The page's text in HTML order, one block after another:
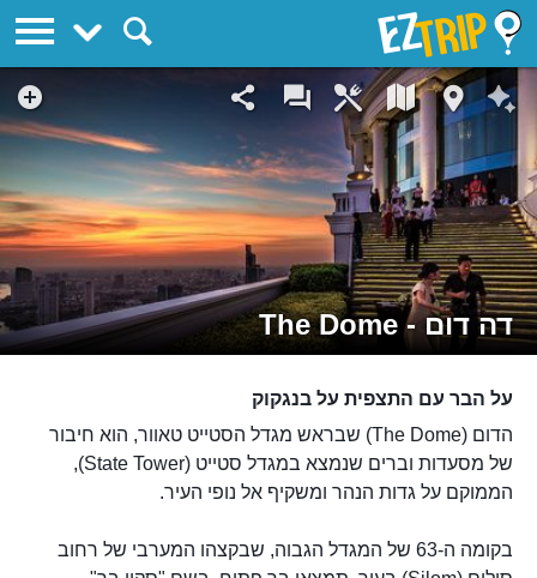
דה דום - The Dome
על הבר עם התצפית על בנגקוק
הדום (The Dome) שבראש מגדל הסטייט טאוור, הוא חיבור
של מסעדות וברים שנמצא במגדל סטייט (State Tower),
הממוקם על גדות הנהר ומשקיף אל נופי העיר.
בקומה ה-63 של המגדל הגבוה, שבקצהו המערבי של רחוב
EZTrip